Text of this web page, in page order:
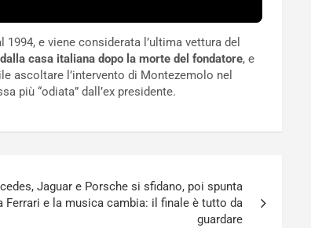
e viene considerata l’ultima vettura del
casa italiana dopo la morte del fondatore, e
ascoltare l’intervento di Montezemolo nel
più “odiata” dall’ex presidente.
Jaguar e Porsche si sfidano, poi spunta
Ferrari e la musica cambia: il finale è tutto da
guardare